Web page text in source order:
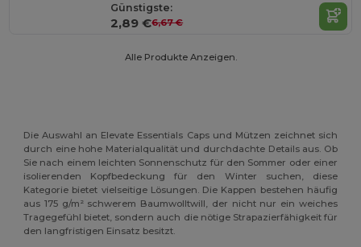
Günstigste:
2,89 €6,67 €
Alle Produkte Anzeigen.
Die Auswahl an Elevate Essentials Caps und Mützen zeichnet sich
durch eine hohe Materialqualität und durchdachte Details aus. Ob
Sie nach einem leichten Sonnenschutz für den Sommer oder einer
isolierenden Kopfbedeckung für den Winter suchen, diese
Kategorie bietet vielseitige Lösungen. Die Kappen bestehen häufig
aus 175 g/m² schwerem Baumwolltwill, der nicht nur ein weiches
Tragegefühl bietet, sondern auch die nötige Strapazierfähigkeit für
den langfristigen Einsatz besitzt.